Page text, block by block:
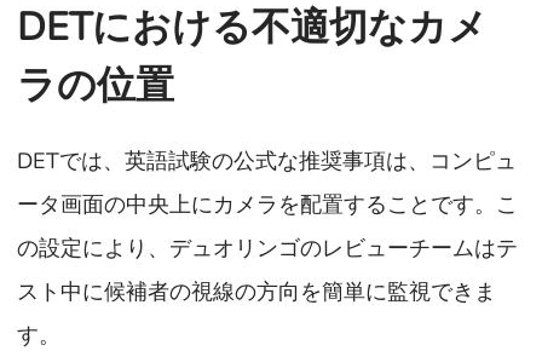
DETにおける不適切なカメ
ラの位置
DETでは、英語試験の公式な推奨事項は、コンピュ
ータ画面の中央上にカメラを配置することです。こ
の設定により、デュオリンゴのレビューチームはテ
スト中に候補者の視線の方向を簡単に監視できま
す。